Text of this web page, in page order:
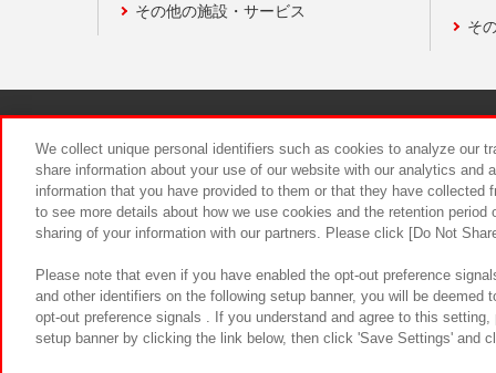
その他の施設・サービス
そ
食品のご
We collect unique personal identifiers such as cookies to analyze our
share information about your use of our website with our analytics and
information that you have provided to them or that they have
to see more details about how we use cookies and the retention
sharing of your information with our partners. Please click [Do Not
Please note that even if you have enabled the opt-out preference
and other identifiers on the following setup banner, you will be
opt-out preference signals . If you understand and agree to this
setup banner by clicking the link below, then click 'Save Settings' and